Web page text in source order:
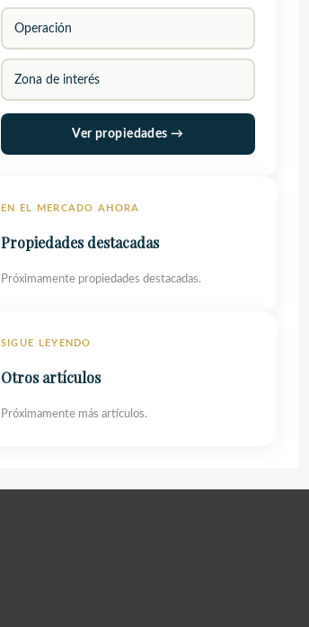
Ver propiedades →
EN EL MERCADO AHORA
Propiedades destacadas
Próximamente propiedades destacadas.
SIGUE LEYENDO
Otros artículos
Próximamente más artículos.